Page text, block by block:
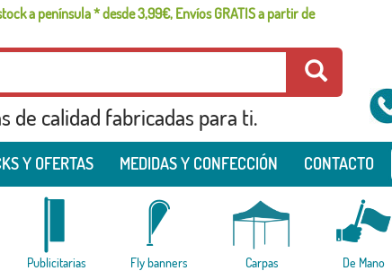
a península * desde 3,99€, Envíos GRATIS a partir de
de calidad fabricadas para ti.
Y OFERTAS MEDIDAS Y CONFECCIÓN CONTACTO
Publicitarias Fly banners Carpas De Mano